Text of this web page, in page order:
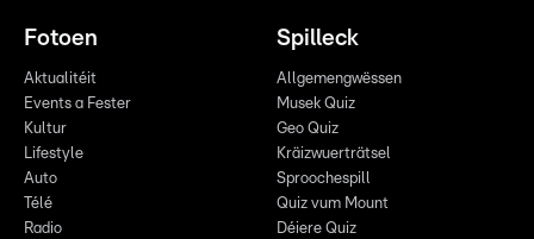
Fotoen
Aktualitéit
Events a Fester
Kultur
Lifestyle
Auto
Télé
Radio
Spilleck
Allgemengwëssen
Musek Quiz
Geo Quiz
Kräizwuerträtsel
Sproochespill
Quiz vum Mount
Déiere Quiz